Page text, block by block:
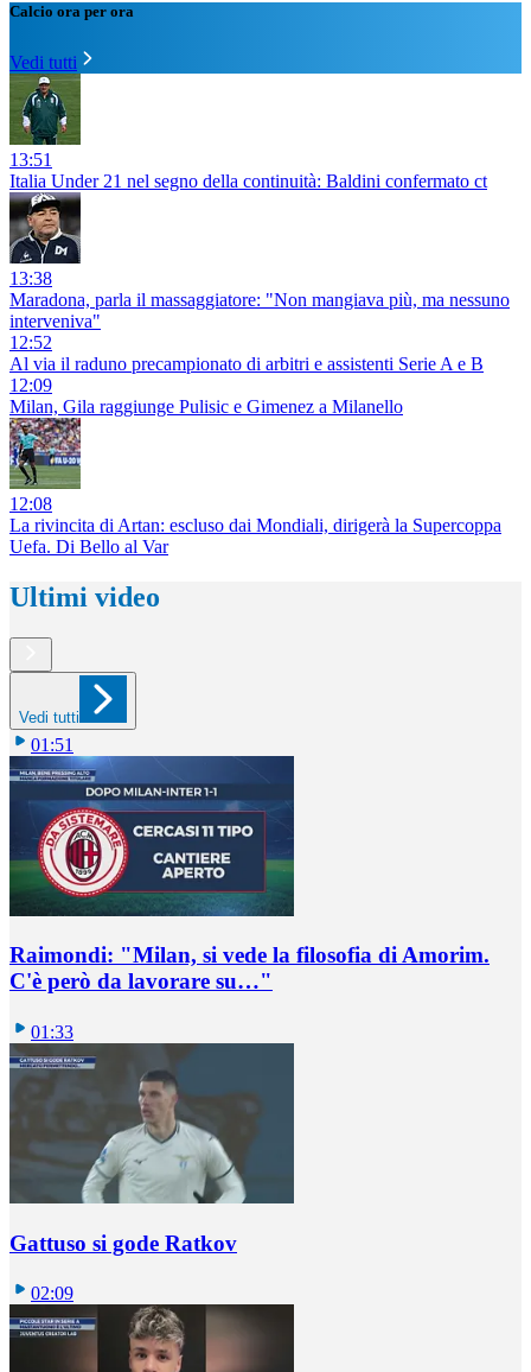
Calcio ora per ora
Vedi tutti
13:51
Italia Under 21 nel segno della continuità: Baldini confermato ct
13:38
Maradona, parla il massaggiatore: "Non mangiava più, ma nessuno
interveniva"
12:52
Al via il raduno precampionato di arbitri e assistenti Serie A e B
12:09
Milan, Gila raggiunge Pulisic e Gimenez a Milanello
12:08
La rivincita di Artan: escluso dai Mondiali, dirigerà la Supercoppa
Uefa. Di Bello al Var
Ultimi video
Vedi tutti
01:51
Raimondi: "Milan, si vede la filosofia di Amorim.
C'è però da lavorare su…"
01:33
Gattuso si gode Ratkov
02:09